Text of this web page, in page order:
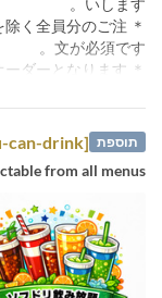
除く全員分のご注
文が必須です。
＊ 飲み放題は終了時間30分前ラストオーダーとなります。
תוספת [All-you-can-drink] Premium
from all menus